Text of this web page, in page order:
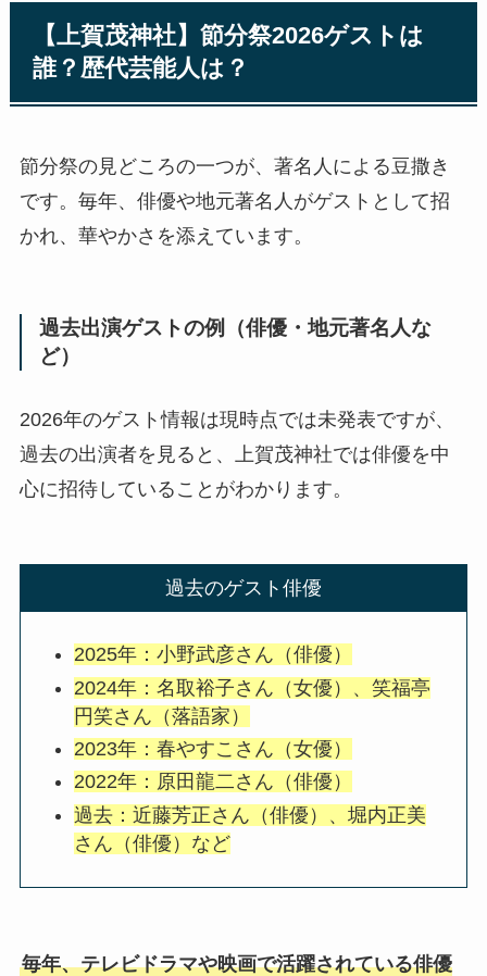
【上賀茂神社】節分祭2026ゲストは
誰？歴代芸能人は？
節分祭の見どころの一つが、著名人による豆撒き
です。毎年、俳優や地元著名人がゲストとして招
かれ、華やかさを添えています。
過去出演ゲストの例（俳優・地元著名人な
ど）
2026年のゲスト情報は現時点では未発表ですが、
過去の出演者を見ると、上賀茂神社では俳優を中
心に招待していることがわかります。
過去のゲスト俳優
2025年：小野武彦さん（俳優）
2024年：名取裕子さん（女優）、笑福亭
円笑さん（落語家）
2023年：春やすこさん（女優）
2022年：原田龍二さん（俳優）
過去：近藤芳正さん（俳優）、堀内正美
さん（俳優）など
毎年、テレビドラマや映画で活躍されている俳優